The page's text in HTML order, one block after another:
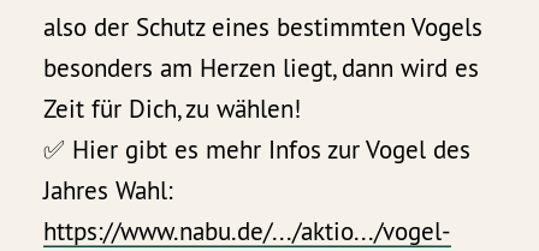
also der Schutz eines bestimmten Vogels
besonders am Herzen liegt, dann wird es
Zeit für Dich, zu wählen!
✅ Hier gibt es mehr Infos zur Vogel des
Jahres Wahl:
https://www.nabu.de/.../aktio.../vogel-